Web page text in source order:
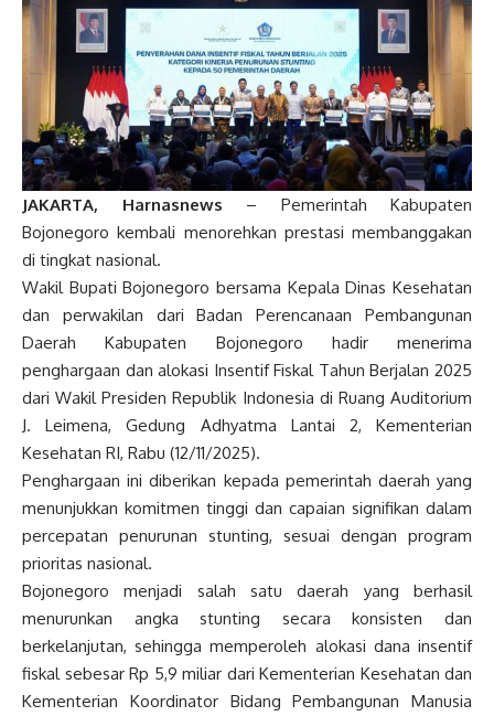
JAKARTA, Harnasnews – Pemerintah Kabupaten
Bojonegoro kembali menorehkan prestasi membanggakan
di tingkat nasional.
Wakil Bupati Bojonegoro bersama Kepala Dinas Kesehatan
dan perwakilan dari Badan Perencanaan Pembangunan
Daerah Kabupaten Bojonegoro hadir menerima
penghargaan dan alokasi Insentif Fiskal Tahun Berjalan 2025
dari Wakil Presiden Republik Indonesia di Ruang Auditorium
J. Leimena, Gedung Adhyatma Lantai 2, Kementerian
Kesehatan RI, Rabu (12/11/2025).
Penghargaan ini diberikan kepada pemerintah daerah yang
menunjukkan komitmen tinggi dan capaian signifikan dalam
percepatan penurunan stunting, sesuai dengan program
prioritas nasional.
Bojonegoro menjadi salah satu daerah yang berhasil
menurunkan angka stunting secara konsisten dan
berkelanjutan, sehingga memperoleh alokasi dana insentif
fiskal sebesar Rp 5,9 miliar dari Kementerian Kesehatan dan
Kementerian Koordinator Bidang Pembangunan Manusia